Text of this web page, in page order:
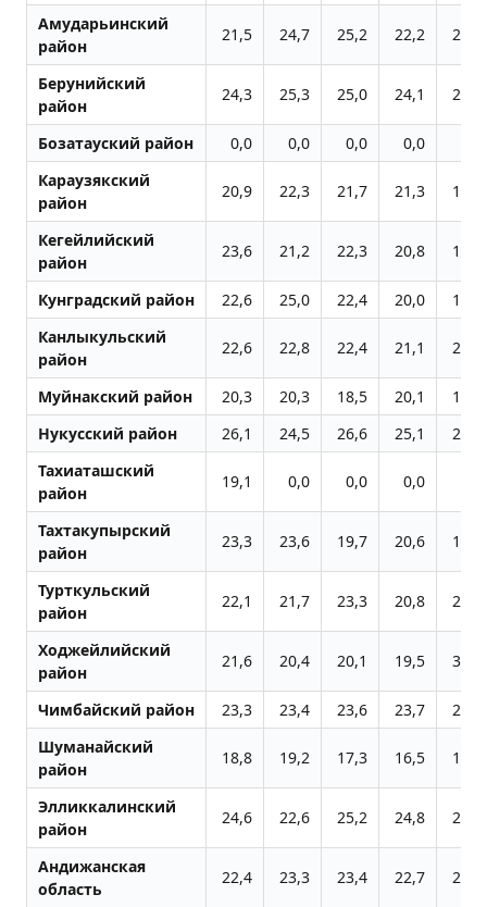
Амударьинский
район
21,5 24,7 25,2 22,2 21,3
Берунийский
район
24,3 25,3 25,0 24,1 23,3
Бозатауский район 0,0 0,0 0,0 0,0
Караузякский
район
20,9 22,3 21,7 21,3 19,3
Кегейлийский
район
23,6 21,2 22,3 20,8 17,8
Кунградский район 22,6 25,0 22,4 20,0
19,9
Канлыкульский
район
22,6 22,8 22,4 21,1 21,5
Муйнакский район 20,3 20,3 18,5 20,1
19,8
Нукусский район
26,1 24,5 26,6 25,1
25,1
Тахиаташский
район
19,1 0,0 0,0 0,0
Тахтакупырский
район
23,3 23,6 19,7 20,6 17,9
Турткульский
район
22,1 21,7 23,3 20,8 21,2
Ходжейлийский
район
21,6 20,4 20,1 19,5 30,1
Чимбайский район 23,3 23,4 23,6 23,7
21,0
Шуманайский
район
18,8 19,2 17,3 16,5 15,4
Элликкалинский
район
24,6 22,6 25,2 24,8 23,3
Андижанская
область
22,4 23,3 23,4 22,7 21,9